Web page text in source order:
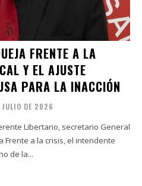
FRENTE A LA
Y EL AJUSTE
PARA LA INACCIÓN
DE 2026
Libertario, secretario General
de la...